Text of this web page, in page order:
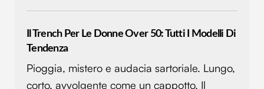
informazioni sul modo in cui utilizzi il nostro sito con i
nostri partner che si occupano di analisi dei dati web,
pubblicità e social media, i quali potrebbero combinarle
Il Trench Per Le Donne Over 50: Tutti I Modelli Di
Tendenza
Pioggia, mistero e audacia sartoriale. Lungo,
corto, avvolgente come un cappotto. Il